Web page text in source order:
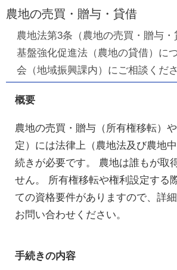
農地の売買・贈与・貸借
農地法第3条（農地の売買・贈与
基盤強化促進法（農地の貸借）に
会（地域振興課内）にご相談くださ
概要
農地の売買・贈与（所有権移転）
定）には法律上（農地法及び農地
続きが必要です。 農地は誰もが取
せん。 所有権移転や権利設定する
ての資格要件がありますので、詳
お問い合わせください。
手続きの内容